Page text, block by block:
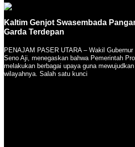
Kaltim Genjot Swasembada
Garda Terdepan
PENAJAM PASER UTARA – Wakil
Seno Aji, menegaskan bahwa Pemerintah
melakukan berbagai upaya guna
wilayahnya. Salah satu kunci